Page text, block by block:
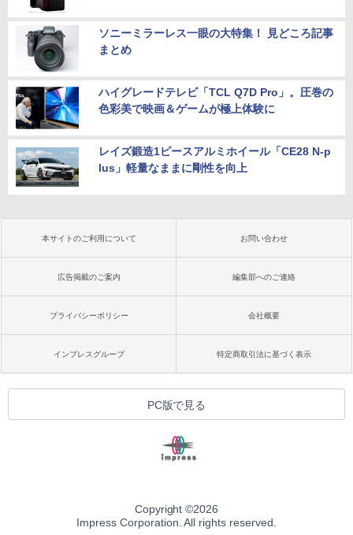
ソニーミラーレス一眼の大特集！ 見どころ記事
まとめ
ハイグレードテレビ「TCL Q7D Pro」。圧巻の
色彩美で映画＆ゲームが極上体験に
レイズ鍛造1ピースアルミホイール「CE28 N-p
lus」軽量なままに剛性を向上
本サイトのご利用について お問い合わせ
広告掲載のご案内 編集部へのご連絡
プライバシーポリシー 会社概要
インプレスグループ 特定商取引法に基づく表示
PC版で見る
Copyright ©2026
Impress Corporation. All rights reserved.